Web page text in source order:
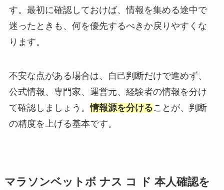
す。最初に確認しておけば、情報を集める途中で
迷ったときも、何を優先するべきか戻りやすくな
ります。
不安な点がある場合は、自己判断だけで進めず、
公式情報、専門家、運営元、経験者の情報を分け
て確認しましょう。情報源を分けることが、判断
の精度を上げる基本です。
マラソンベットボ ナス コ ド 本人確認を